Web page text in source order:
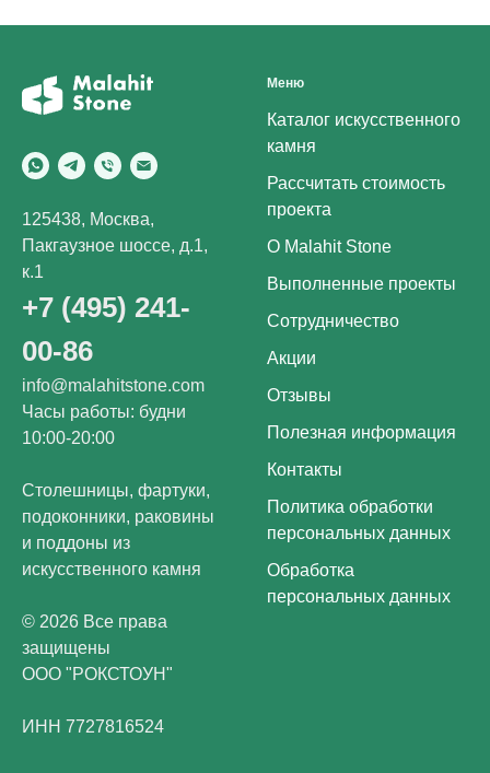
125438, Москва,
Пакгаузное шоссе, д.1,
к.1
+7 (495) 241-
00-86
info@malahitstone.com
Часы работы: будни
10:00-20:00
Столешницы, фартуки,
подоконники, раковины
и поддоны из
искусственного камня
© 2026 Все права
защищены
ООО "РОКСТОУН"
ИНН 7727816524
Меню
Каталог искусственного
камня
Рассчитать стоимость
проекта
О Malahit Stone
Выполненные проекты
Сотрудничество
Акции
Отзывы
Полезная информация
Контакты
Политика обработки
персональных данных
Обработка
персональных данных